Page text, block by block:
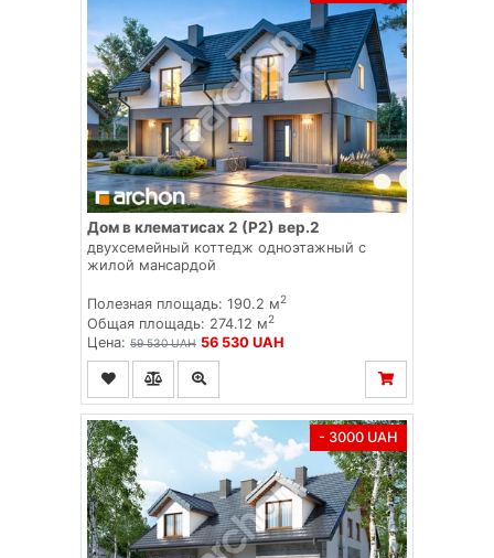
Дом в клематисах 2 (Р2) вер.2
двухсемейный коттедж одноэтажный с
жилой мансардой
Полезная площадь: 190.2 м2
Общая площадь: 274.12 м2
Цена: 59 530 UAH 56 530 UAH
- 3000 UAH